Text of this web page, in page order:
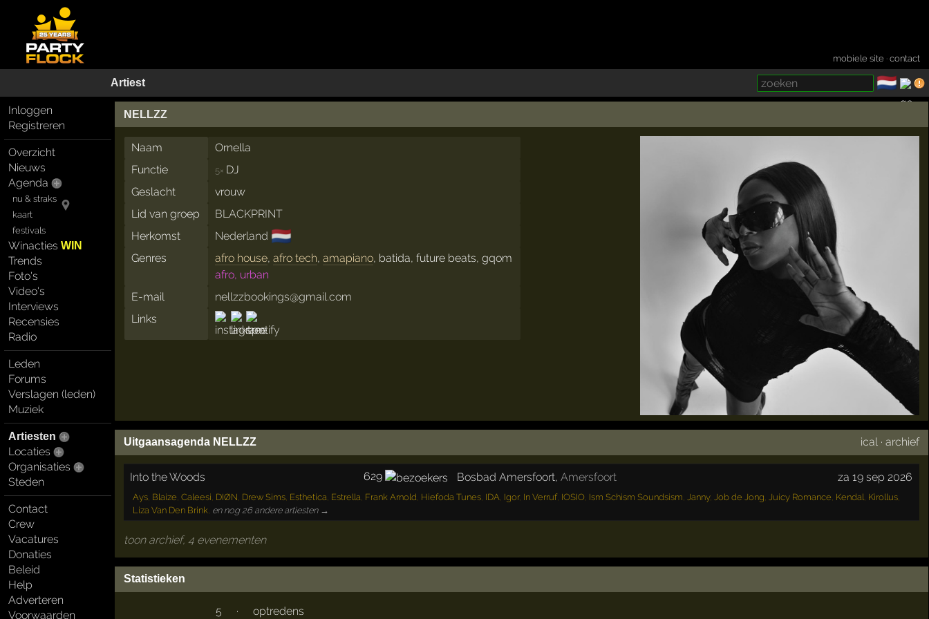
mobiele site ·contact
Artiest 🇳🇱
Inloggen
Registreren
Overzicht
Nieuws
Agenda
nu & straks
kaart
festivals
WinactiesWIN
Trends
Foto's
Video's
Interviews
Recensies
Radio
Leden
Forums
Verslagen (leden)
Muziek
Artiesten
Locaties
Organisaties
Steden
Contact
Crew
Vacatures
Donaties
Beleid
Help
Adverteren
Voorwaarden
NELLZZ
Naam
Ornella
Functie
5× DJ
Geslacht
vrouw
Lid van groep
BLACKPRINT
Herkomst
Nederland 🇳🇱
Genres afro house,afro tech,amapiano, batida, future beats, gqom
afro, urban
E-mail
nellzzbookings@gmail.com
Links
Uitgaansagenda NELLZZ ical ·archief
Into the Woods 629 Bosbad Amersfoort,Amersfoort za 19 sep 2026
Ays, Blaize, Caleesi, DIØN, Drew Sims, Esthetica, Estrella, Frank Arnold, Hiefoda Tunes, IDA, Igor, In Verruf, IOSIO, Ism Schism Soundsism, Janny, Job de Jong, Juicy Romance, Kendal, Kirollus,
Liza Van Den Brink, en nog 26 andere artiesten →
toon archief, 4 evenementen
Statistieken
5 · optredens